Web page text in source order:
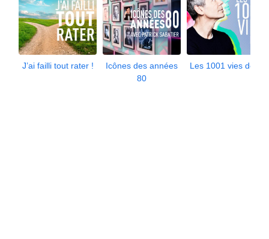
J’ai failli tout rater !
Icônes des années
80
Les 1001 vies de...